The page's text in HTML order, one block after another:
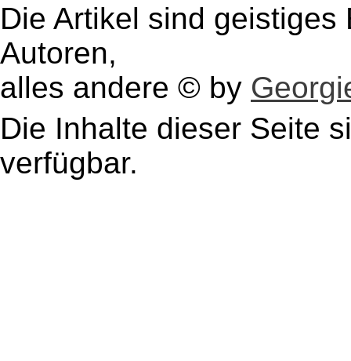
Die Artikel sind
Autoren,
alles andere © by
Die Inhalte dieser Seite
verfügbar.